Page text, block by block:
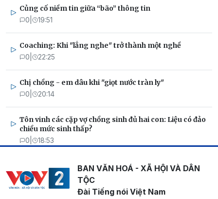
Củng cố niềm tin giữa “bão” thông tin
0 19:51
Coaching: Khi "lắng nghe" trở thành một nghề
0 22:25
Chị chồng - em dâu khi "giọt nước tràn ly"
0 20:14
Tôn vinh các cặp vợ chồng sinh đủ hai con: Liệu có đảo
chiều mức sinh thấp?
0 18:53
BAN VĂN HOÁ - XÃ HỘI VÀ DÂN
TỘC
Đài Tiếng nói Việt Nam